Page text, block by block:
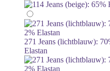
271 Jeans (lichtblauw):
Elastan